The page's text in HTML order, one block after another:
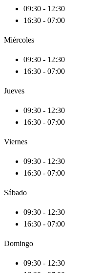
09:30 - 12:30
16:30 - 07:00
Miércoles
09:30 - 12:30
16:30 - 07:00
Jueves
09:30 - 12:30
16:30 - 07:00
Viernes
09:30 - 12:30
16:30 - 07:00
Sábado
09:30 - 12:30
16:30 - 07:00
Domingo
09:30 - 12:30